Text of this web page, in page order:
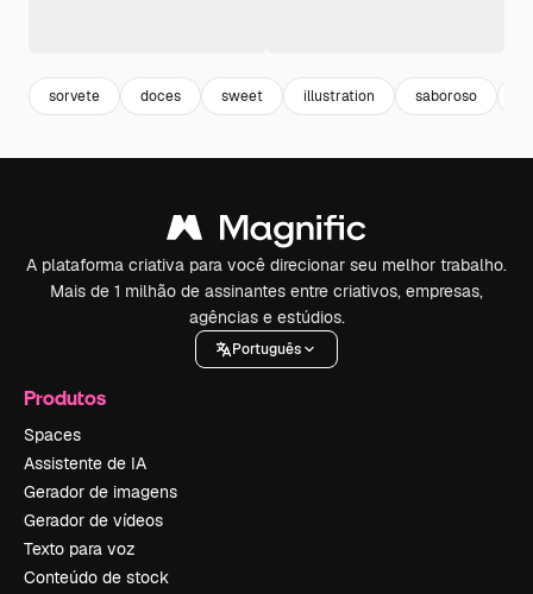
sorvete doces sweet illustration saboroso
A plataforma criativa para você direcionar seu melhor trabalho.
Mais de 1 milhão de assinantes entre criativos, empresas,
agências e estúdios.
Português
Produtos
Spaces
Assistente de IA
Gerador de imagens
Gerador de vídeos
Texto para voz
Conteúdo de stock